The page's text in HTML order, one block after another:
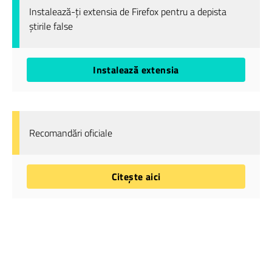
Instalează-ți extensia de Firefox pentru a depista
știrile false
Instalează extensia
Recomandări oficiale
Citește aici